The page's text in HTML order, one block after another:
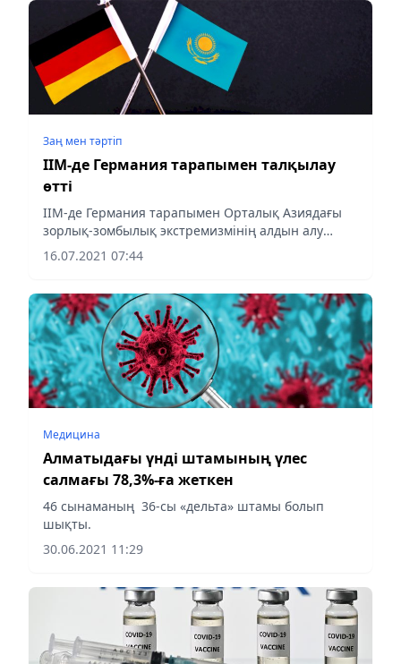
Заң мен тəртіп
ІІМ-де Германия тарапымен талқылау
өтті
ІІМ-де Германия тарапымен Орталық Азиядағы
зорлық-зомбылық экстремизмінің алдын алу
мәселелері талқыланды, деп хабарлайды Almaty-
akshamy.kz Polisia.kz-ке сілтеме жасап.
16.07.2021 07:44
Медицина
Алматыдағы үнді штамының үлес
салмағы 78,3%-ға жеткен
46 сынаманың 36-сы «дельта» штамы болып
шықты.
30.06.2021 11:29